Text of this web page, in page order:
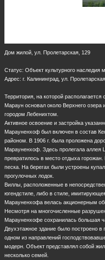
Дом жилой, ул. Пролетарская, 129
Статус: Объект культурного наследия
Адрес: г. Калининград, ул.
Территория, на которой
Мараун основал около Верхнего озера
городом Лебенихтом.
Активное освоение и застройка
Марауненхоф был включен в состав
районом. В 1906 г. была проложена
Марауненхоф. Здесь пролегала аллея
превратилось в место отдыха
песка. На берегах были устроены
прогулочных лодок.
Виллы, расположенные в
югендстиле, либо в стиле,
Марауненхофа велась акционерным
Несмотря на многочисленные
Марауненхофе сохранилась большая
Двухэтажное здание было построено
одном из направлений
модерн. Объект представлял собой
несколько семей.